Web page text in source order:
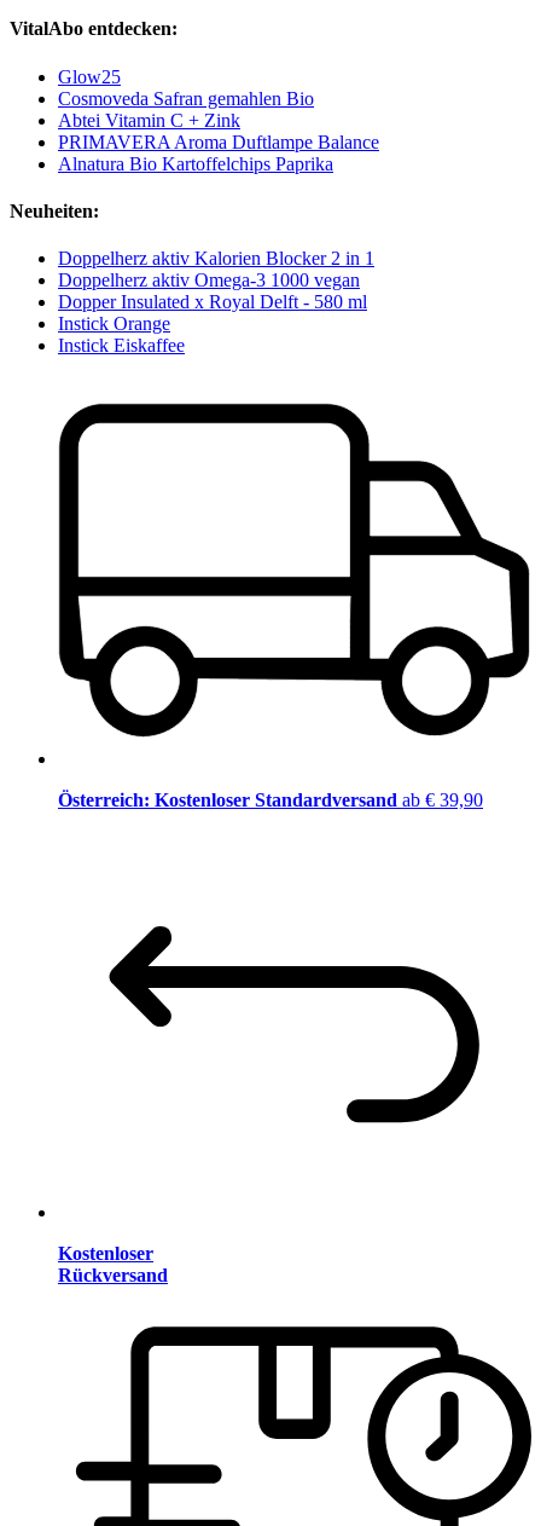
VitalAbo entdecken:
Glow25
Cosmoveda Safran gemahlen Bio
Abtei Vitamin C + Zink
PRIMAVERA Aroma Duftlampe Balance
Alnatura Bio Kartoffelchips Paprika
Neuheiten:
Doppelherz aktiv Kalorien Blocker 2 in 1
Doppelherz aktiv Omega-3 1000 vegan
Dopper Insulated x Royal Delft - 580 ml
Instick Orange
Instick Eiskaffee
Österreich: Kostenloser Standardversand ab € 39,90
Kostenloser
Rückversand